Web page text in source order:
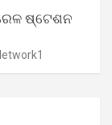
ଷ୍ଟେଶନ